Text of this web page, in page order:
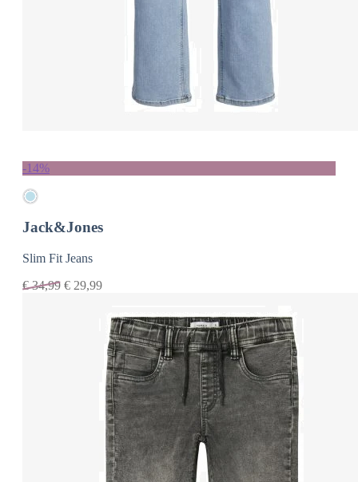
-14%
Jack&Jones
Slim Fit Jeans
€34,99 € 29,99